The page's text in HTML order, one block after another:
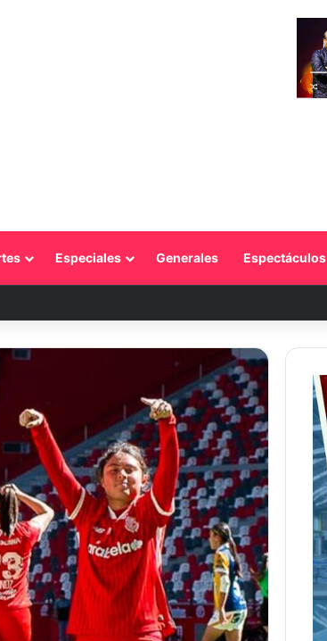
Especiales Generales Espectáculos